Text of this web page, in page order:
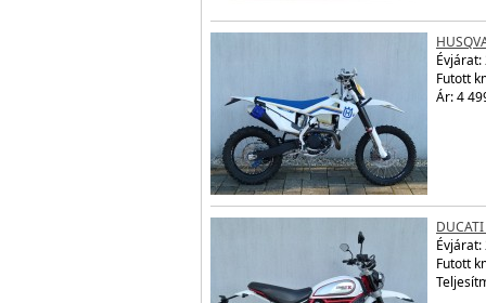
Évjárat:
Futott
Ár: 4
DUCATI
Évjárat:
Futott